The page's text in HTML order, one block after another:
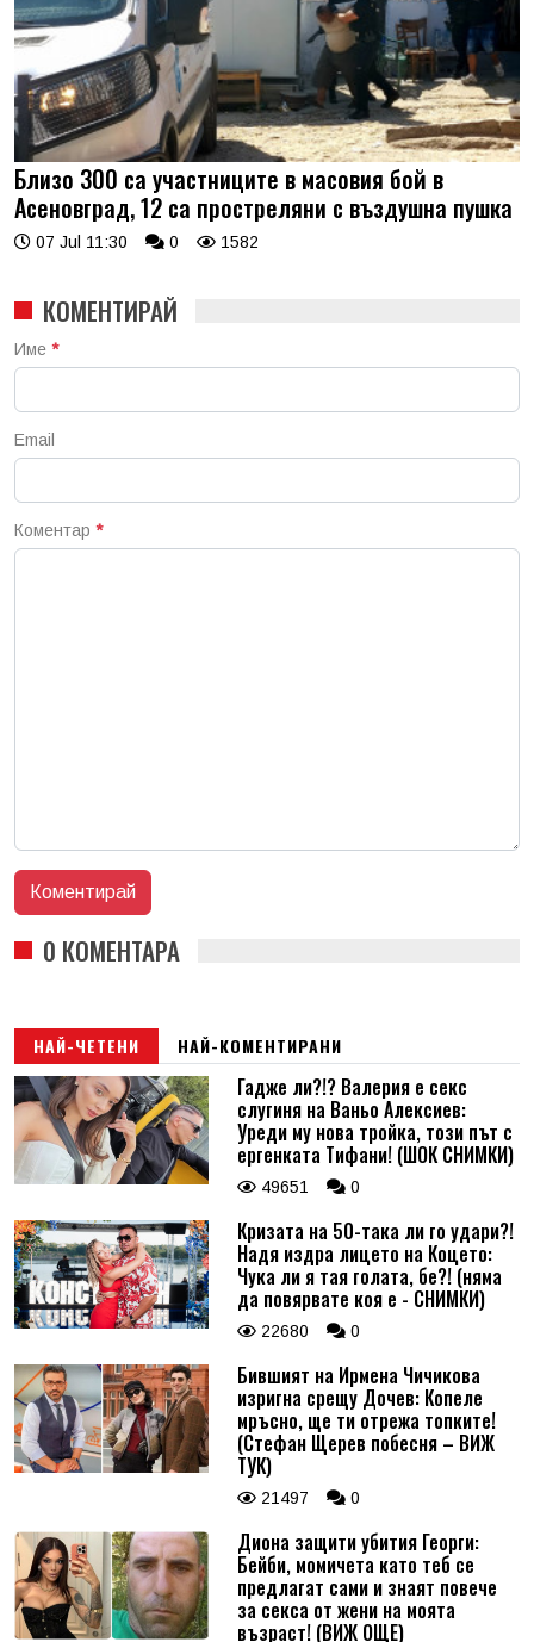
Близо 300 са участниците в масовия бой в
Асеновград, 12 са простреляни с въздушна пушка
07 Jul 11:30 0 1582
КОМЕНТИРАЙ
Име *
Email
Коментар *
0 КОМЕНТАРА
НАЙ-ЧЕТЕНИ НАЙ-КОМЕНТИРАНИ
Гадже ли?!? Валерия е секс
слугиня на Ваньо Алексиев:
Уреди му нова тройка, този път с
ергенката Тифани! (ШОК СНИМКИ)
49651 0
Кризата на 50-така ли го удари?!
Надя издра лицето на Коцето:
Чука ли я тая голата, бе?! (няма
да повярвате коя е - СНИМКИ)
22680 0
Бившият на Ирмена Чичикова
изригна срещу Дочев: Копеле
мръсно, ще ти отрежа топките!
(Стефан Щерев побесня – ВИЖ
ТУК)
21497 0
Диона защити убития Георги:
Бейби, момичета като теб се
предлагат сами и знаят повече
за секса от жени на моята
възраст! (ВИЖ ОЩЕ)